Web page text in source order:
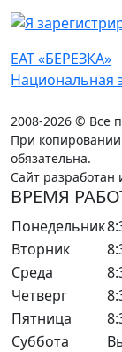
ЕАТ «БЕРЕЗКА»
Национальная
2008-2026 © Все
При
обязательна.
Сайт разработан
ВРЕМЯ
Понедельник
Вторник
Среда
Четверг
Пятница
Суббота